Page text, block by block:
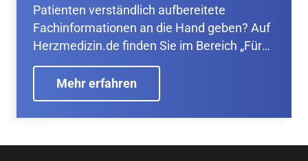
Patienten verständlich aufbereitete
Fachinformationen an die Hand geben? Auf
Herzmedizin.de finden Sie im Bereich „Für
Patienten und Interessierte“ umfassende
Berichte und Videos zu Herzerkrankungen,
Behandlungsmethoden und zur Vorsorge.
Mehr erfahren